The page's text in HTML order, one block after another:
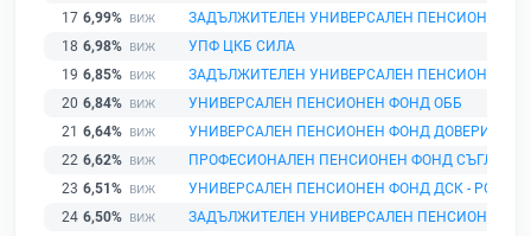
17 6,99%
ЗАДЪЛЖИТЕЛЕН УНИВЕРСАЛЕН ПЕНСИОНЕН
18 6,98%
УПФ ЦКБ СИЛА
19 6,85%
ЗАДЪЛЖИТЕЛЕН УНИВЕРСАЛЕН ПЕНСИОНЕН
20 6,84%
УНИВЕРСАЛЕН ПЕНСИОНЕН ФОНД ОББ
21 6,64%
УНИВЕРСАЛЕН ПЕНСИОНЕН ФОНД ДОВЕРИЕ
22 6,62%
ПРОФЕСИОНАЛЕН ПЕНСИОНЕН ФОНД СЪГЛАСИЕ
23 6,51%
УНИВЕРСАЛЕН ПЕНСИОНЕН ФОНД ДСК -
24 6,50%
ЗАДЪЛЖИТЕЛЕН УНИВЕРСАЛЕН ПЕНСИОНЕН